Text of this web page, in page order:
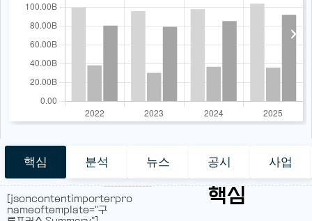
핵심 분석 뉴스 공시 사업
핵심
[jsoncontentimporterpro
nameoftemplate="구